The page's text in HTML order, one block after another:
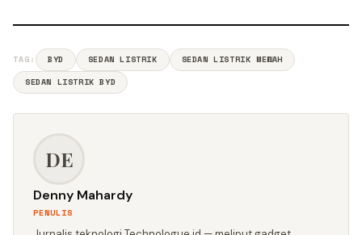
TAG: BYD SEDAN LISTRIK
SEDAN LISTRIK MEWAH
SEDAN LISTRIK BYD
DE
Denny Mahardy
PENULIS